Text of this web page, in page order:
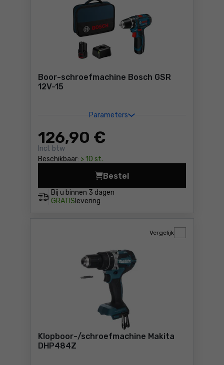
Boor-schroefmachine Bosch GSR
12V-15
Parameters
126,90 €
Incl. btw
Beschikbaar: > 10 st.
Bij u binnen 3 dagen
GRATIS levering
Bestel
Boor-schroefmachine
Klopboor-/schroefmachine Makita
DHP484Z
Vergelijk